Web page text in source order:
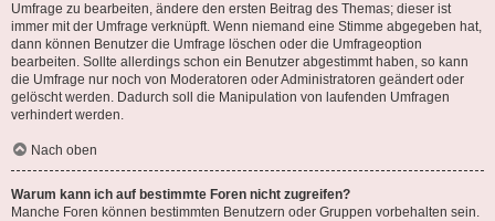
Umfrage zu bearbeiten, ändere den ersten Beitrag des Themas; dieser ist
immer mit der Umfrage verknüpft. Wenn niemand eine Stimme abgegeben hat,
dann können Benutzer die Umfrage löschen oder die Umfrageoption
bearbeiten. Sollte allerdings schon ein Benutzer abgestimmt haben, so kann
die Umfrage nur noch von Moderatoren oder Administratoren geändert oder
gelöscht werden. Dadurch soll die Manipulation von laufenden Umfragen
verhindert werden.
Nach oben
Warum kann ich auf bestimmte Foren nicht zugreifen?
Manche Foren können bestimmten Benutzern oder Gruppen vorbehalten sein.